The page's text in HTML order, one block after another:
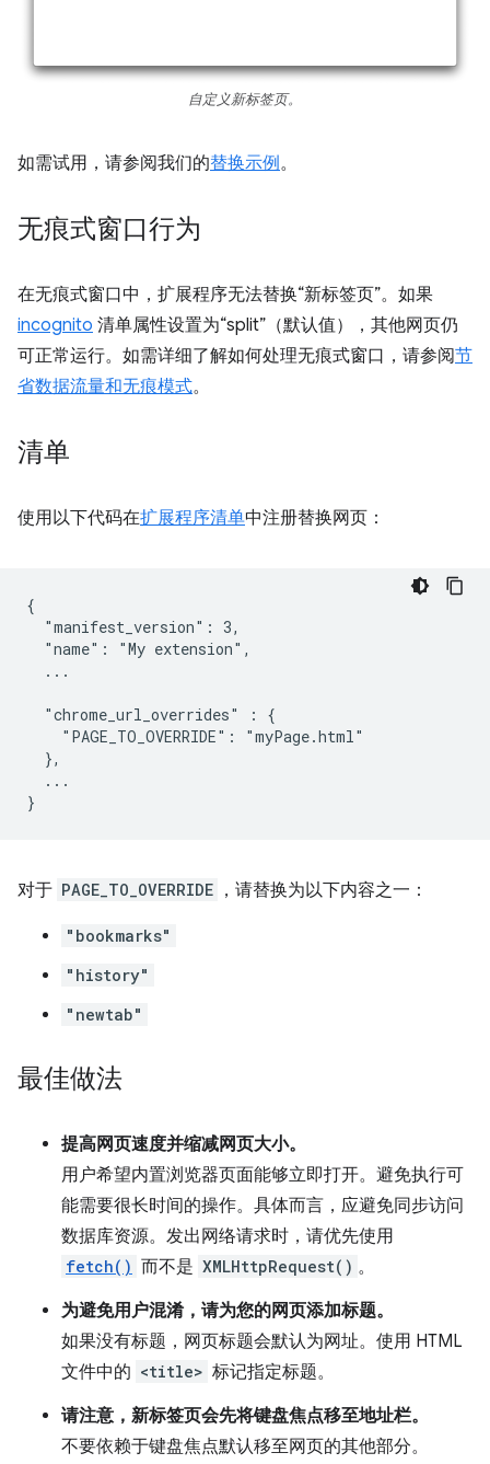
自定义新标签页。
如需试用，请参阅我们的替换示例。
无痕式窗口行为
在无痕式窗口中，扩展程序无法替换“新标签页”。如果
incognito 清单属性设置为“split”（默认值），其他网页仍
可正常运行。如需详细了解如何处理无痕式窗口，请参阅节
省数据流量和无痕模式。
清单
使用以下代码在扩展程序清单中注册替换网页：
{
  "manifest_version": 3,
  "name": "My extension",
  ...
  "chrome_url_overrides" : {
    "PAGE_TO_OVERRIDE": "myPage.html"
  },
  ...
对于 PAGE_TO_OVERRIDE ，请替换为以下内容之一：
"bookmarks"
"history"
"newtab"
最佳做法
提高网页速度并缩减网页大小。
用户希望内置浏览器页面能够立即打开。避免执行可
能需要很长时间的操作。具体而言，应避免同步访问
数据库资源。发出网络请求时，请优先使用
fetch() 而不是 XMLHttpRequest() 。
为避免用户混淆，请为您的网页添加标题。
如果没有标题，网页标题会默认为网址。使用 HTML
文件中的 <title> 标记指定标题。
请注意，新标签页会先将键盘焦点移至地址栏。
不要依赖于键盘焦点默认移至网页的其他部分。